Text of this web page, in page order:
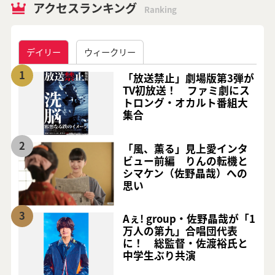
アクセスランキング Ranking
デイリー ウィークリー
1
「放送禁止」劇場版第3弾が
TV初放送！ ファミ劇にス
トロング・オカルト番組大
集合
2
「風、薫る」見上愛インタ
ビュー前編 りんの転機と
シマケン（佐野晶哉）への
思い
3
Aぇ! group・佐野晶哉が「1
万人の第九」合唱団代表
に！ 総監督・佐渡裕氏と
中学生ぶり共演